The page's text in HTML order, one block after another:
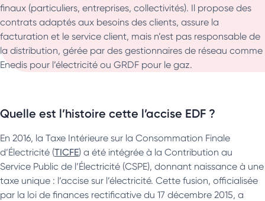
finaux (particuliers, entreprises, collectivités). Il propose des
contrats adaptés aux besoins des clients, assure la
facturation et le service client, mais n’est pas responsable de
la distribution, gérée par des gestionnaires de réseau comme
Enedis pour l’électricité ou GRDF pour le gaz.
Quelle est l’histoire cette l’accise EDF ?
En 2016, la Taxe Intérieure sur la Consommation Finale
d’Électricité (TICFE) a été intégrée à la Contribution au
Service Public de l’Électricité (CSPE), donnant naissance à une
taxe unique : l’accise sur l’électricité. Cette fusion, officialisée
par la loi de finances rectificative du 17 décembre 2015, a